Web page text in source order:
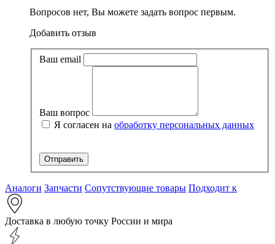
Вопросов нет, Вы можете задать вопрос первым.
Добавить отзыв
Ваш email
Ваш вопрос
Я согласен на обработку персональных данных
Аналоги Запчасти Сопутствующие товары Подходит к
Доставка в любую точку России и мира